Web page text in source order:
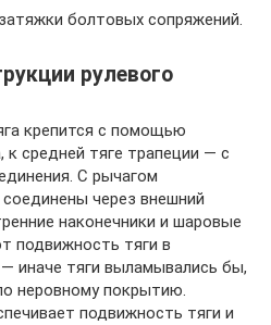
болтовых сопряжений.
рулевого
крепится с помощью
к средней тяге трапеции — с
С рычагом
через внешний
наконечники и шаровые
подвижность тяги в
иначе тяги выламывались бы,
неровному покрытию.
подвижность тяги и